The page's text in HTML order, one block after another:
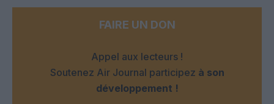
FAIRE UN DON
Appel aux lecteurs !
Soutenez Air Journal participez à son
développement !